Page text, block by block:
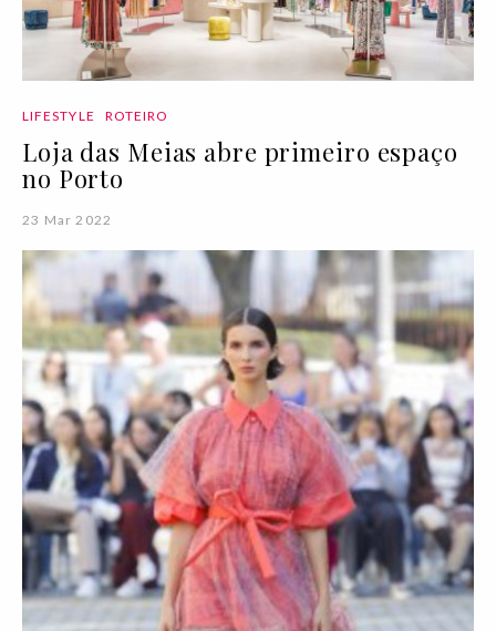
LIFESTYLE ROTEIRO
Loja das Meias abre primeiro espaço
no Porto
23 Mar 2022